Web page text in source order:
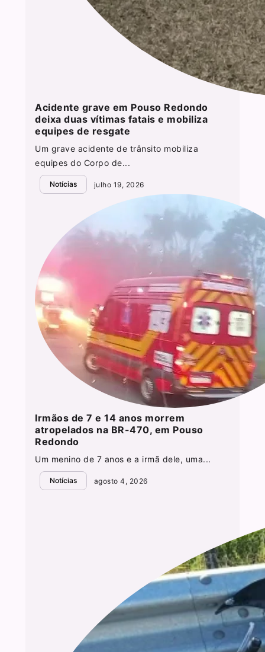
Acidente grave em Pouso Redondo
deixa duas vítimas fatais e mobiliza
equipes de resgate
Um grave acidente de trânsito mobiliza
equipes do Corpo de...
Notícias julho 19, 2026
Irmãos de 7 e 14 anos morrem
atropelados na BR-470, em Pouso
Redondo
Um menino de 7 anos e a irmã dele, uma...
Notícias agosto 4, 2026